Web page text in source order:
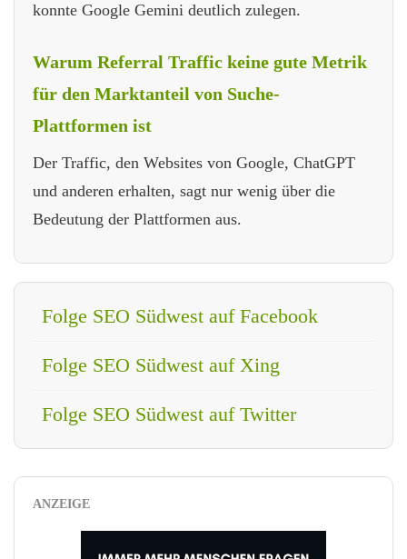
konnte Google Gemini deutlich zulegen.
Warum Referral Traffic keine gute Metrik
für den Marktanteil von Suche-
Plattformen ist
Der Traffic, den Websites von Google, ChatGPT
und anderen erhalten, sagt nur wenig über die
Bedeutung der Plattformen aus.
Folge SEO Südwest auf Facebook
Folge SEO Südwest auf Xing
Folge SEO Südwest auf Twitter
ANZEIGE